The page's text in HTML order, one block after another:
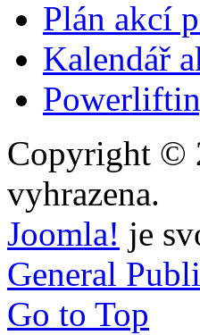
Plán akcí
Kalendář
Copyright ©
vyhrazena.
Joomla! je
General
Go to Top